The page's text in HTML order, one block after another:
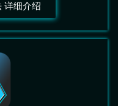
详细介绍